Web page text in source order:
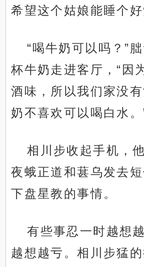
希望这个姑娘能睡个好
“喝牛奶可以吗？”
杯牛奶走进客厅，“因
酒味，所以我们家没
奶不喜欢可以喝白水。
相川步收起手机，
夜蛾正道和葚乌发去
下盘星教的事情。
有些事忍一时越想
越想越亏。相川步猛的